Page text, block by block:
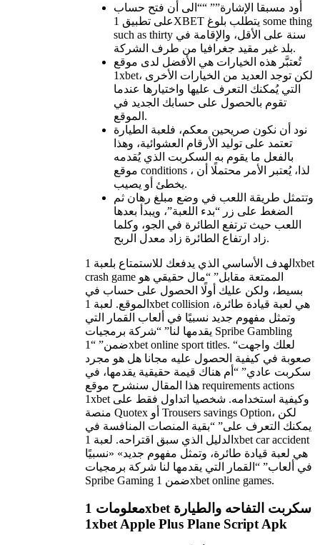
أود مسبقا الإشارة”” ““الى أن فتح حساب
على تطبيق 1XBET يتطلب بلوغ some thing
such as thirty سنة على الأقل، والإقامة في
بلد غير مقيد جغرافيا من طرف الشركة.
تُعتبَّر هذه الخيارات هي الأفضل لدى موقع
1xbet، لكن توجد العديد من الخيارات الأخرى
التي يُمكنك التعرف عليها واختيارها عندما
تقوم بالحصول على حسابك الجديد في
الموقع.
نود أن نكون صريحين معكم، فلعبة الطيارة
تعتمد على توليد الأرقام العشوائية، وهذا
بالفعل ما يقوم به السكربت الذي يُقدمه
موقع conditions ، لذا، يُعتبر الأمر محتملًا أن
يخطئ أو يصيب.
وتتمثل طريقة اللعب في وضع مبلغ رهان ثم
الضغط على زر “بدء اللعبة”، ويبدأ بعدها
اللعب حيث ترتفع الطائرة في الجو، وكلما
زاد ارتفاع الطائرة زاد معدل الربح.
الهدف الأساسي الذي يدفعك للاستمتاع بلعبة 1xbet
crash game الممتعة مقابل” “مال حقيقي هو
بسيط، ولكن عليك أولًا الحصول على حساب في
الموقع. لعبة 1xbet collision هي لعبة قيادة طائرة،
وتمثل مفهوم جديد نسبيًا في ألعاب القمار التي
يقدمها لنا” “شركة برمجيات Spribe Gambling
ضمن” “1xbet online sport titles. “لعلك واجهت
صعوبة في كيفية الحصول عليه مجانا هل هو مجرد
سكربت عادي” “أم هناك قيمة حقيقية يقدمها، في
هذا المقال سنشرح موقع requirements actions
1xbet وكيفية استخدامه. شخصيا اتداول فقط على
منصة Quotex أو Trousers savings Option، لكن
يمكنك التعرف على” “بقية المنصات المنافسة في
الدليل الذي سبق اقتراحه. لعبة 1xbet car accident
هي لعبة قيادة طائرة، وتمثل مفهوم جديد» «نسبيًا
في ألعاب” “القمار التي يقدمها لنا شركة برمجيات
Spribe Gaming ضمن 1xbet online games.
معلومات 1xbet سكربت التفاحه والطيارة
1xbet Apple Plus Plane Script Apk